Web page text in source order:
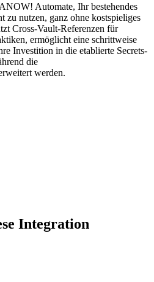
Automate, Ihr bestehendes
nutzen, ganz ohne kostspieliges
Cross-Vault-Referenzen für
ermöglicht eine schrittweise
Investition in die etablierte Secrets-
die
werden.
Integration